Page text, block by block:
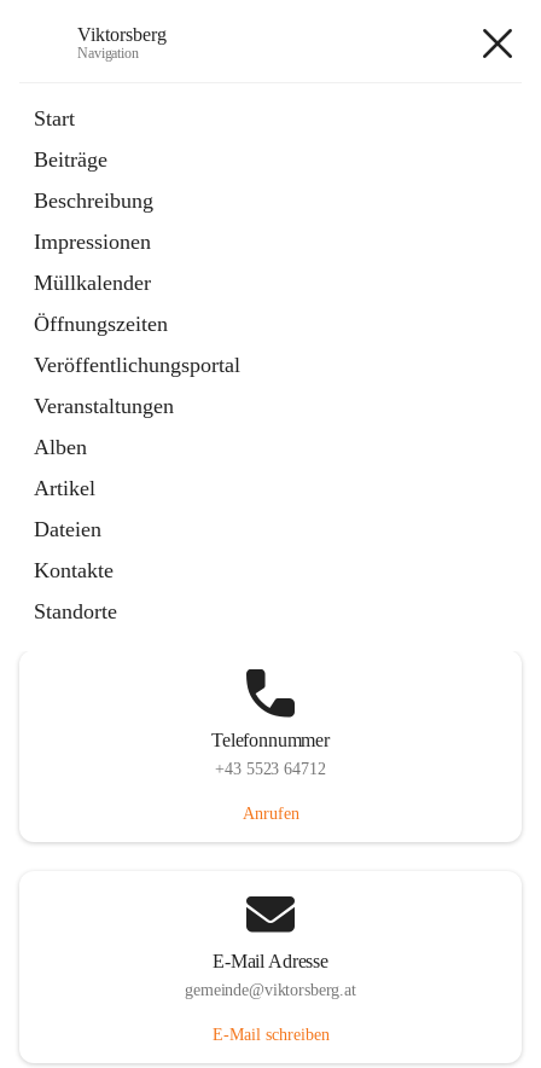
Viktorsberg
Navigation
Start
Beiträge
Beschreibung
Impressionen
Müllkalender
Öffnungszeiten
Veröffentlichungsportal
Veranstaltungen
Alben
Artikel
Dateien
Kontakte
Standorte
1 Schnellzugriff
Bürgerservice
10 Schnellzugriffe
Telefonnummer
+43 5523 64712
Anrufen
E-Mail Adresse
gemeinde@viktorsberg.at
E-Mail schreiben